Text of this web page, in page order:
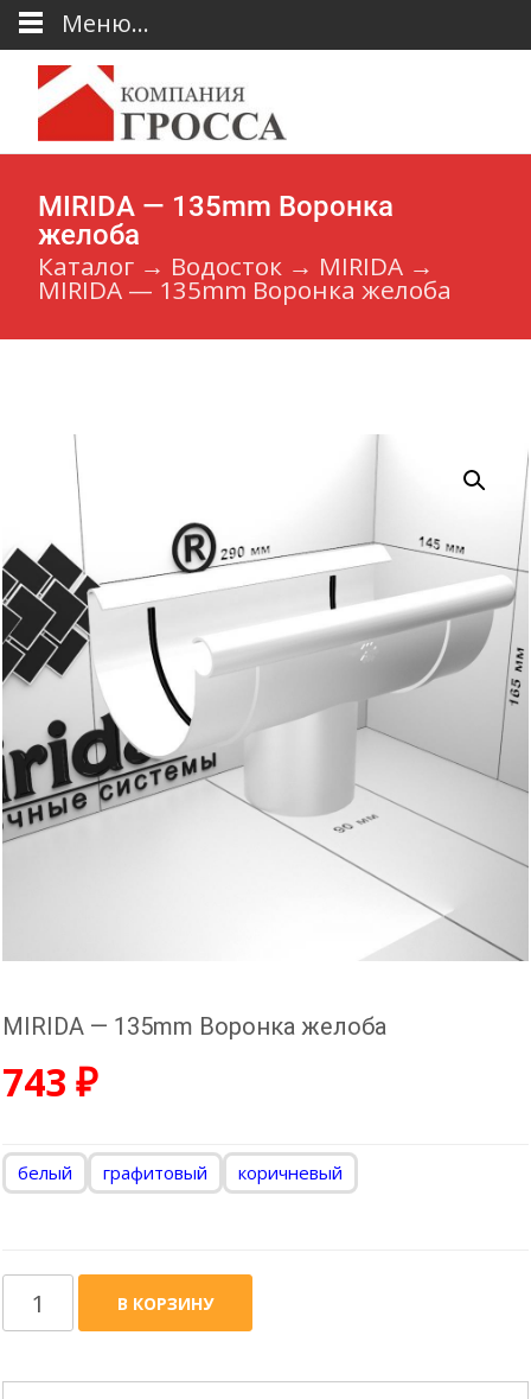
MIRIDA — 135mm Воронка
желоба
Каталог → Водосток → MIRIDA →
MIRIDA — 135mm Воронка желоба
MIRIDA — 135mm Воронка желоба
743 ₽
белый графитовый коричневый
Количество
товара
MIRIDA
В КОРЗИНУ
Меню...